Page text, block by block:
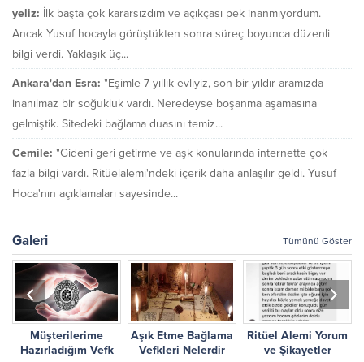
yeliz: İlk başta çok kararsızdım ve açıkçası pek inanmıyordum.
Ancak Yusuf hocayla görüştükten sonra süreç boyunca düzenli
bilgi verdi. Yaklaşık üç...
Ankara'dan Esra: "Eşimle 7 yıllık evliyiz, son bir yıldır aramızda
inanılmaz bir soğukluk vardı. Neredeyse boşanma aşamasına
gelmiştik. Sitedeki bağlama duasını temiz...
Cemile: "Gideni geri getirme ve aşk konularında internette çok
fazla bilgi vardı. Ritüelalemi'ndeki içerik daha anlaşılır geldi. Yusuf
Hoca'nın açıklamaları sayesinde...
Galeri Tümünü Göster
Müşterilerime
Hazırladığım Vefk
Aşık Etme Bağlama
Vefkleri Nelerdir
Ritüel Alemi Yorum
ve Şikayetler